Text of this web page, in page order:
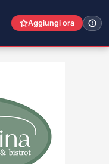
Aggiungi ora